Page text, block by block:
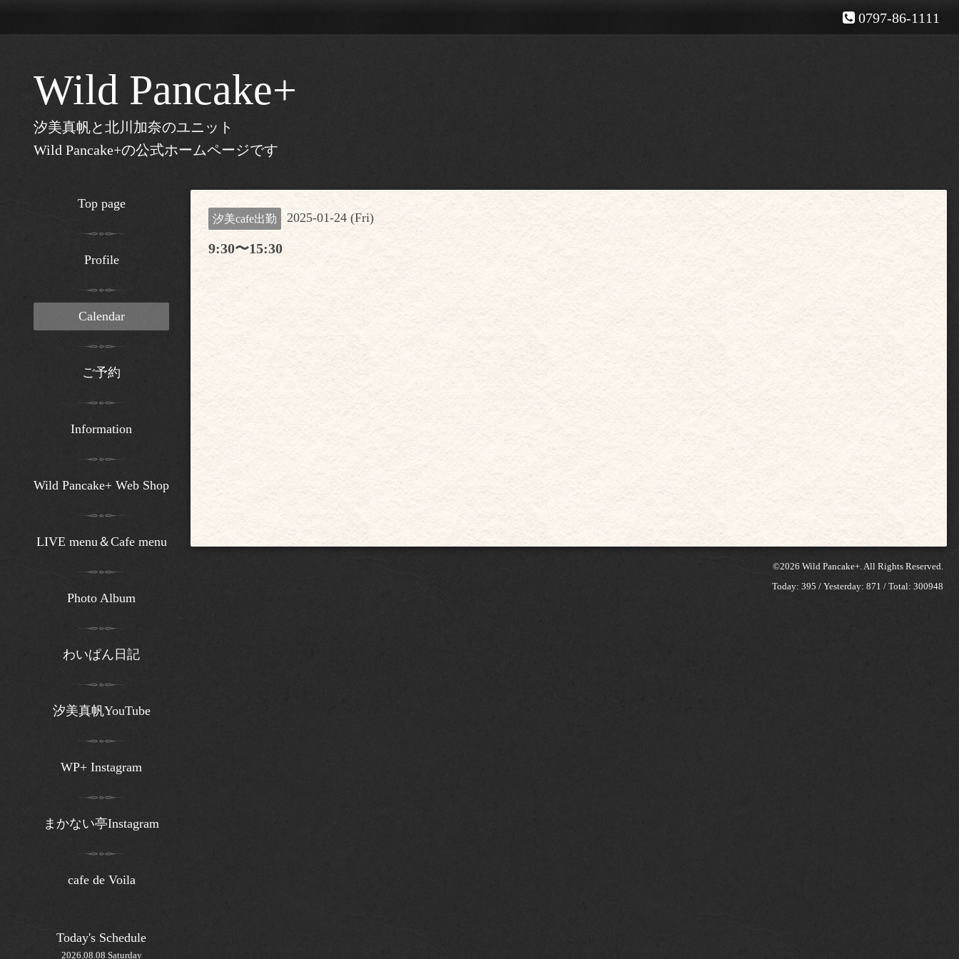
0797-86-1111
Wild Pancake+
汐美真帆と北川加奈のユニット
Wild Pancake+の公式ホームページです
汐美cafe出勤 2025-01-24 (Fri)
9:30〜15:30
©2026 Wild Pancake+. All Rights Reserved.
Today: 395 / Yesterday: 871 / Total: 300948
Top page
Profile
Calendar
ご予約
Information
Wild Pancake+ Web Shop
LIVE menu＆Cafe menu
Photo Album
わいぱん日記
汐美真帆YouTube
WP+ Instagram
まかない亭Instagram
cafe de Voila
Today's Schedule
2026.08.08 Saturday